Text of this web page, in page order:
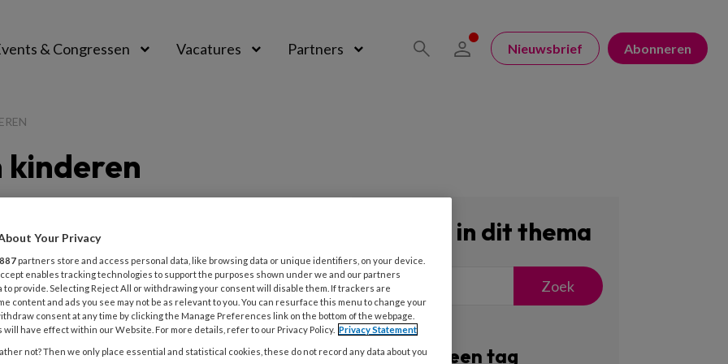
& Congressen Vacatures Partners Nieuwsbrief Abonneren
VAN KINDEREN
het februarinummer van
Management
nummer van KinderopvangTotaal
Zoeken in dit thema
Zoek
Filter op een tag
Your Privacy
887 partners store and access personal data, like browsing data or unique identifiers, on your device.
enables tracking technologies to support the purposes shown under we and our partners
to provide. Selecting Reject All or withdrawing your consent will disable them. If trackers are
content and ads you see may not be as relevant to you. You can resurface this menu to change your
consent at any time by clicking the Manage Preferences link on the bottom of the webpage.
will have effect within our Website. For more details, refer to our Privacy Policy. Privacy Statement
not? Then we only place essential and statistical cookies, these do not record any data about you